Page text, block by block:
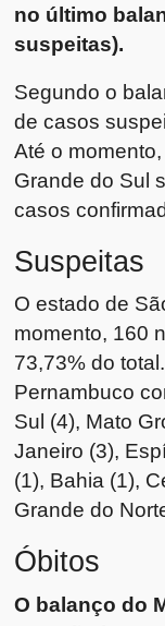
no último
suspeitas).
Segundo o
de casos
Até o
Grande do Sul
casos
Suspeitas
O estado de
momento, 160
73,73% do
Pernambuco
Sul (4), Mato
Janeiro (3),
(1), Bahia (1),
Grande do
Óbitos
O balanço do